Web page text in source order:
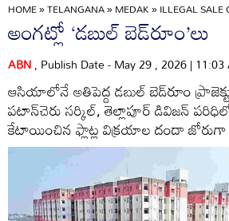
HOME»TELANGANA»MEDAK»ILLEGAL SALE
అంగట్లో ‘డబుల్‌ బెడ్‌రూం’లు
ABN, Publish Date - May 29 , 2026 | 11:03
ఆసియాలోనే అతిపెద్ద డబుల్‌ బెడ్‌రూం
పటాన్‌చెరు సర్కిల్‌, తెల్లాపూర్‌ డివిజన్‌
కేటాయించిన ఫ్లాట్ల విక్రయాల దందా